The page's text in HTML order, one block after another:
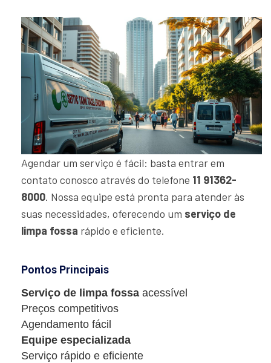
Agendar um serviço é fácil: basta entrar em
contato conosco através do telefone 11 91362-
8000. Nossa equipe está pronta para atender às
suas necessidades, oferecendo um serviço de
limpa fossa rápido e eficiente.
Pontos Principais
Serviço de limpa fossa acessível
Preços competitivos
Agendamento fácil
Equipe especializada
Serviço rápido e eficiente